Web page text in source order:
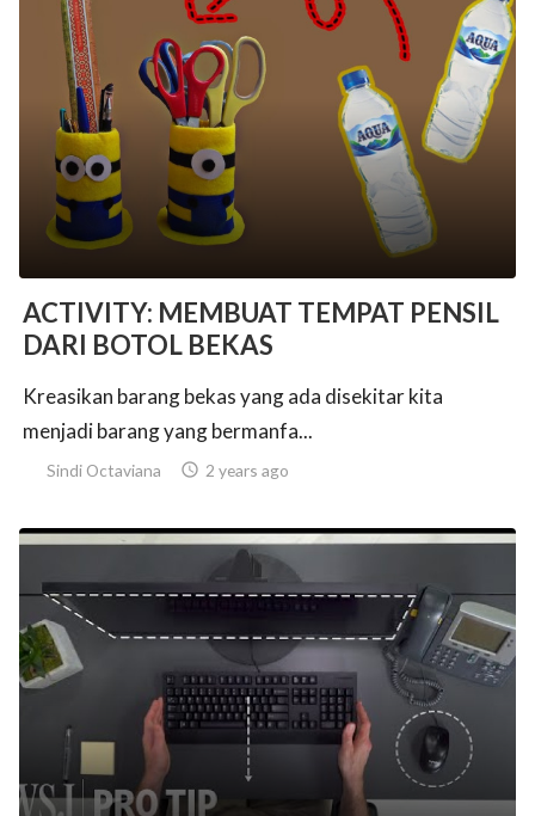
ACTIVITY: MEMBUAT TEMPAT PENSIL
DARI BOTOL BEKAS
Kreasikan barang bekas yang ada disekitar kita
menjadi barang yang bermanfa...
Sindi Octaviana  2 years ago